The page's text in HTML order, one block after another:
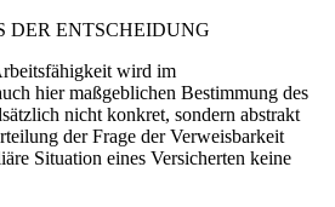
DER ENTSCHEIDUNG
wird im
hier maßgeblichen Bestimmung des
nicht konkret, sondern abstrakt
der Frage der Verweisbarkeit
Situation eines Versicherten keine